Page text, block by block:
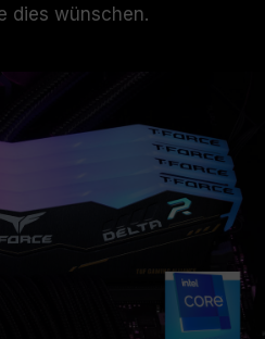
dies wünschen.